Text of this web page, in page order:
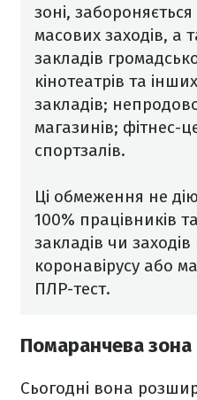
зоні,
масових заходів, а
закладів
кінотеатрів та
закладів;
магазинів; фітнес-
спортзалів.
Ці обмеження не
100% працівників
закладів чи
коронавірусу або
ПЛР-тест.
Помаранчева зона
Сьогодні вона